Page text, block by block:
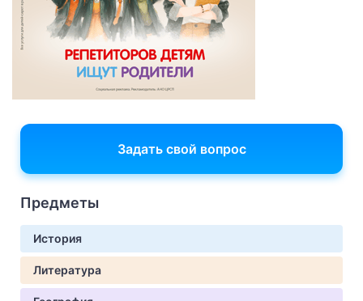
Задать свой вопрос
Предметы
История
Литература